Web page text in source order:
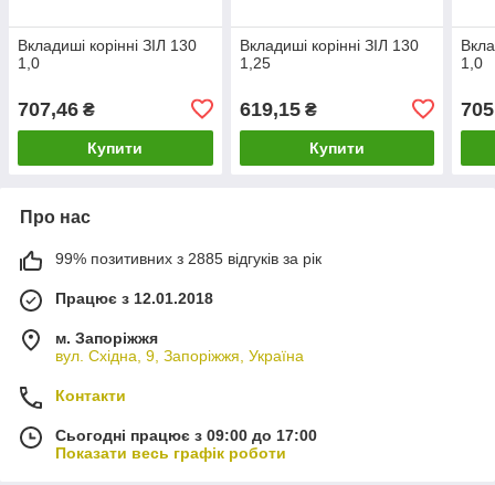
Вкладиші корінні ЗІЛ 130
1,0
707,46 ₴
Купити
Вкладиші корінні ЗІЛ 130
1,25
619,15₴
Купити
1,0
Про нас
99% позитивних з 2885 відгуків за рік
Працює з 12.01.2018
м. Запоріжжя
вул. Східна, 9, Запоріжжя, Україна
Контакти
Сьогодні працює з 09:00 до 17:00
Показати весь графік роботи